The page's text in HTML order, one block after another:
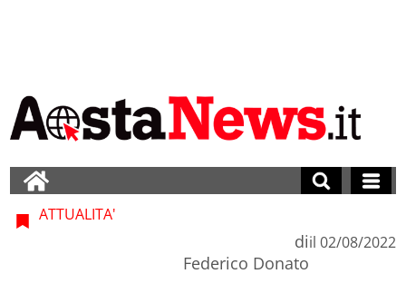
ATTUALITA'
di
Federico Donato
il 02/08/2022